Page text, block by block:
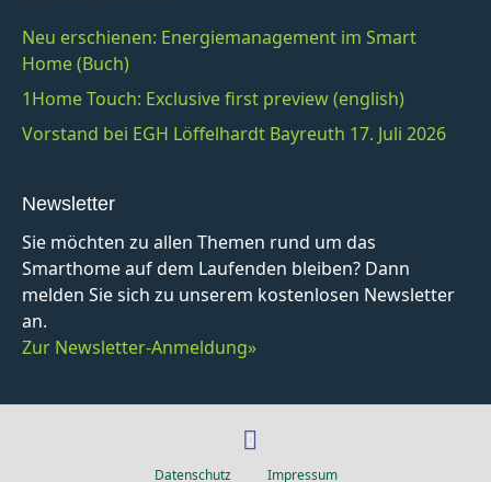
Neu erschienen: Energiemanagement im Smart
Home (Buch)
1Home Touch: Exclusive first preview (english)
Vorstand bei EGH Löffelhardt Bayreuth 17. Juli 2026
Newsletter
Sie möchten zu allen Themen rund um das
Smarthome auf dem Laufenden bleiben? Dann
melden Sie sich zu unserem kostenlosen Newsletter
an.
Zur Newsletter-Anmeldung»
F
Datenschutz Impressum